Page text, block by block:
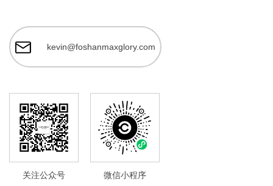
kevin@foshanmaxglory.com
关注公众号 微信小程序